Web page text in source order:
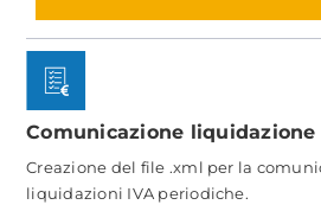
Comunicazione liquidazione
Creazione del file .xml per la
liquidazioni IVA periodiche.